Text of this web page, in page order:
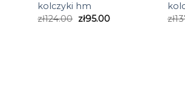
kolczyki hm
zł124.00 zł95.00
zł